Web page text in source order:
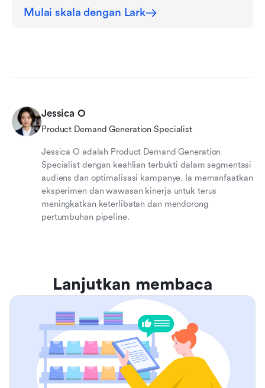
Mulai skala dengan Lark
Jessica O
Product Demand Generation Specialist
Jessica O adalah Product Demand Generation
Specialist dengan keahlian terbukti dalam segmentasi
audiens dan optimalisasi kampanye. Ia memanfaatkan
eksperimen dan wawasan kinerja untuk terus
meningkatkan keterlibatan dan mendorong
pertumbuhan pipeline.
Lanjutkan membaca